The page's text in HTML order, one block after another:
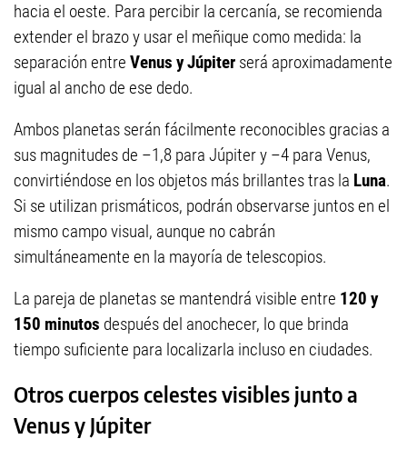
hacia el oeste. Para percibir la cercanía, se recomienda
extender el brazo y usar el meñique como medida: la
separación entre Venus y Júpiter será aproximadamente
igual al ancho de ese dedo.
Ambos planetas serán fácilmente reconocibles gracias a
sus magnitudes de –1,8 para Júpiter y –4 para Venus,
convirtiéndose en los objetos más brillantes tras la Luna.
Si se utilizan prismáticos, podrán observarse juntos en el
mismo campo visual, aunque no cabrán
simultáneamente en la mayoría de telescopios.
La pareja de planetas se mantendrá visible entre 120 y
150 minutos después del anochecer, lo que brinda
tiempo suficiente para localizarla incluso en ciudades.
Otros cuerpos celestes visibles junto a
Venus y Júpiter